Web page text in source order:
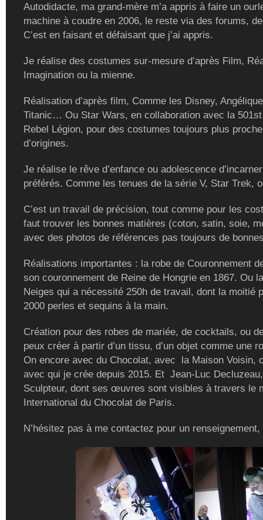
Autodidacte, ma grand-mère m’a appris à faire un
machine à coudre en 2006, le reste via des forums,
C’est en faisant et défaisant que j’ai appris.
Je réalise des costumes sur-mesure d’après Film,
Imagination ou la mienne.
Réalisation d’après film, Comme les Disney,
Titanic… Ou Star Wars, en collaboration avec la
Rebel Légion, pour des costumes toujours plus
d’origines.
Je réalise le rêve d’enfance ou adolescence
préférés. Comme les tenues de la série V, Star Trek,
C’est un travail de précision, tout comme pour les
faut trouver les bonnes matières (coton, satin, soie,
avec des photos de références pas toujours de
Réalisations importantes : la robe de Couronnement
son couronnement de Reine de Hongrie en 1867. Ou
Neiges qui a nécessité 250h de travail, dont la moitié
2000 perles et sequins à la main.
Création pour des robes de mariée, de cocktails, ou
peux créer à partir d’un tissu, d’un objet comme une
On encore avec du Chocolat, avec la Maison Voisin,
avec qui je crée depuis 2015. Et Jean-Luc
Sculpteur, dont ses œuvres sont visibles à travers le
International du Chocolat de Paris.
N’hésitez pas à me contactez pour un